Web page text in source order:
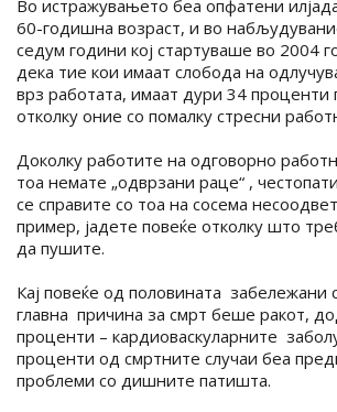
Во истражувањето беа опфатени
60-годишна возраст, и во
седум години кој стартуваше во 2004
дека тие кои имаат слобода на
врз работата, имаат дури 34 проценти
отколку оние со помалку стресни
Доколку работите на одговорно
тоа немате „одврзани раце“ ,
се справите со тоа на сосема
пример, јадете повеќе отколку што
да пушите.
Кај повеќе од половината забележани
главна причина за смрт беше ракот,
проценти – кардиоваскуларните
проценти од смртните случаи беа
проблеми со дишните патишта.